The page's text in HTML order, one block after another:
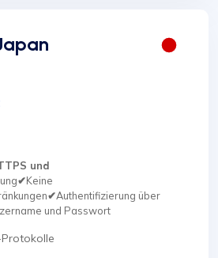
und
✔Keine
✔Authentifizierung über
und Passwort
Protokolle